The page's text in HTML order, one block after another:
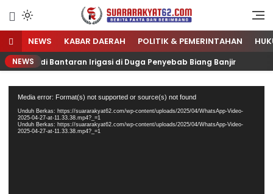
Suararakyat62.com
Sumber Referensi Terpercaya
NEWS KABAR DAERAH POLITIK & PEMERINTAHAN
NEWS
di Bantaran Irigasi di Duga Penyebab Biang Banjir
Video
Media error: Format(s) not supported or source(s) not found
Unduh Berkas: https://suararakyat62.com/wp-content/uploads/2025/04/WhatsApp-Video-
2025-04-27-at-11.33.38.mp4?_=1
Unduh Berkas: https://suararakyat62.com/wp-content/uploads/2025/04/WhatsApp-Video-
2025-04-27-at-11.33.38.mp4?_=1